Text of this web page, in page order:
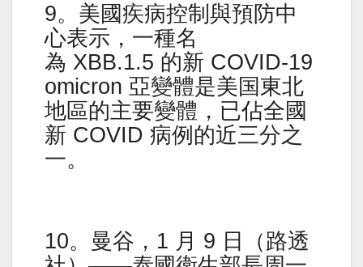
9。美國疾病控制與預防中
心表示，一種名
為 XBB.1.5 的新 COVID-19
omicron 亞變體是美国東北
地區的主要變體，已佔全國
新 COVID 病例的近三分之
一。
10。曼谷，1 月 9 日（路透